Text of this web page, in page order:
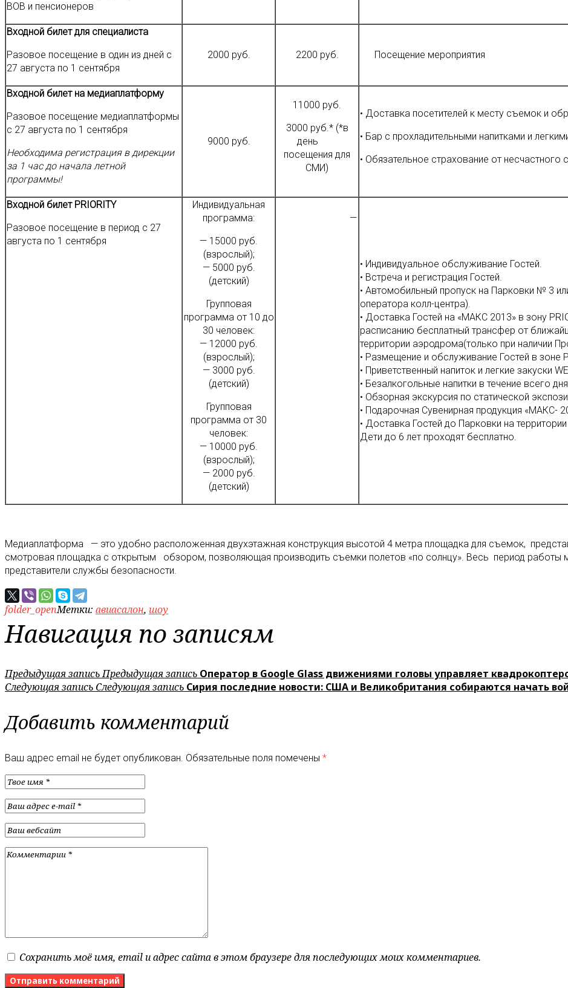
ВОВ и пенсионеров
Входной билет для специалиста
Разовое посещение в один из дней с
27 августа по 1 сентября
2000 руб. 2200 руб. Посещение мероприятия
Входной билет на медиаплатформу
Разовое посещение медиаплатформы
с 27 августа по 1 сентября
Необходима регистрация в дирекции
за 1 час до начала летной
программы!
9000 руб.
11000 руб.
3000 руб.* (*в
день
посещения для
СМИ)
• Доставка посетителей к месту съемок и
• Бар с прохладительными напитками и
• Обязательное страхование от несчастного
Входной билет PRIORITY
Разовое посещение в период с 27
августа по 1 сентября
Индивидуальная
программа:
— 15000 руб.
(взрослый);
— 5000 руб.
(детский)
Групповая
программа от 10 до
30 человек:
— 12000 руб.
(взрослый);
— 3000 руб.
(детский)
Групповая
программа от 30
человек:
— 10000 руб.
(взрослый);
— 2000 руб.
(детский)
—
• Индивидуальное обслуживание Гостей.
• Встреча и регистрация Гостей.
• Автомобильный пропуск на Парковки № 3
оператора колл-центра).
• Доставка Гостей на «МАКС 2013» в зону
расписанию бесплатный трансфер от
территории аэродрома(только при наличии
• Размещение и обслуживание Гостей в зоне
• Приветственный напиток и легкие закуски
• Безалкогольные напитки в течение всего
• Обзорная экскурсия по статической
• Подарочная Сувенирная продукция «МАКС-
• Доставка Гостей до Парковки на
Дети до 6 лет проходят бесплатно.
Медиаплатформа — это удобно расположенная двухэтажная конструкция высотой 4 метра площадка для съемок,
смотровая площадка с открытым обзором, позволяющая производить съемки полетов «по солнцу». Весь период работы
представители службы безопасности.
folder_openМетки: авиасалон, шоу
Навигация по записям
Предыдущая записьПредыдущая запись Оператор в Google Glass движениями головы управляет
Следующая запись Следующая запись Сирия последние новости: США и Великобритания собираются начать
Добавить комментарий
Ваш адрес email не будет опубликован. Обязательные поля помечены *
Сохранить моё имя, email и адрес сайта в этом браузере для последующих моих комментариев.